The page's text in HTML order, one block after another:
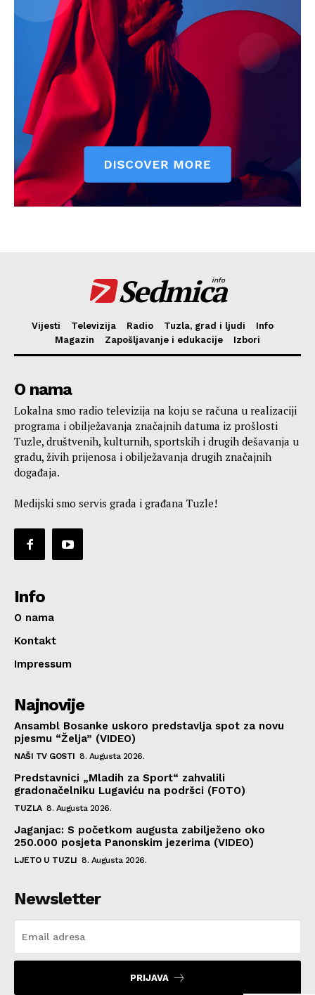
Sedmica
info
Vijesti Televizija Radio Tuzla, grad i ljudi
Info
Magazin
Zapošljavanje i edukacije Izbori
O nama
Lokalna smo radio televizija na koju se računa u realizaciji
programa i obilježavanja značajnih datuma iz prošlosti
Tuzle, društvenih, kulturnih, sportskih i drugih dešavanja u
gradu, živih prijenosa i obilježavanja drugih značajnih
događaja.
Medijski smo servis grada i građana Tuzle!
Info
O nama
Kontakt
Impressum
Najnovije
Ansambl Bosanke uskoro predstavlja spot za novu
pjesmu “Želja” (VIDEO)
NAŠI TV GOSTI 8. Augusta 2026.
Predstavnici „Mladih za Sport“ zahvalili
gradonačelniku Lugaviću na podršci (FOTO)
TUZLA 8. Augusta 2026.
Jaganjac: S početkom augusta zabilježeno oko
250.000 posjeta Panonskim jezerima (VIDEO)
LJETO U TUZLI 8. Augusta 2026.
Newsletter
PRIJAVA